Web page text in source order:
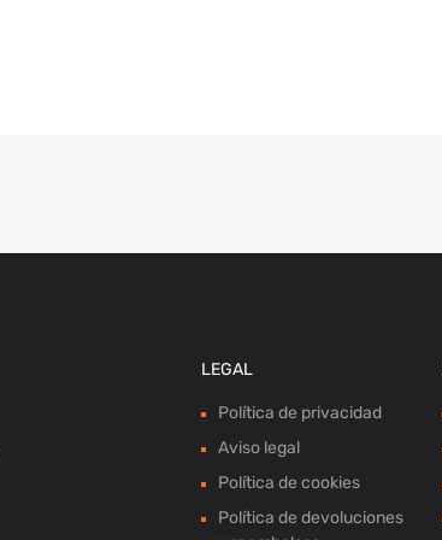
LEGAL
Política de privacidad
Aviso legal
Política de cookies
Política de devoluciones